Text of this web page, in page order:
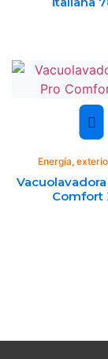
Energía,
Comfort